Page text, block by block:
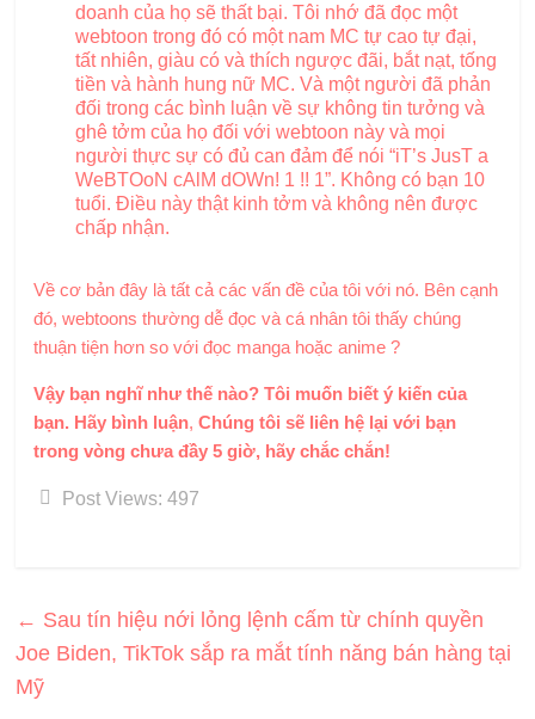
doanh của họ sẽ thất bại. Tôi nhớ đã đọc một
webtoon trong đó có một nam MC tự cao tự đại,
tất nhiên, giàu có và thích ngược đãi, bắt nạt, tống
tiền và hành hung nữ MC. Và một người đã phản
đối trong các bình luận về sự không tin tưởng và
ghê tởm của họ đối với webtoon này và mọi
người thực sự có đủ can đảm để nói “iT’s JusT a
WeBTOoN cAlM dOWn! 1 !! 1”. Không có bạn 10
tuổi. Điều này thật kinh tởm và không nên được
chấp nhận.
Về cơ bản đây là tất cả các vấn đề của tôi với nó. Bên cạnh
đó, webtoons thường dễ đọc và cá nhân tôi thấy chúng
thuận tiện hơn so với đọc manga hoặc anime ?
Vậy bạn nghĩ như thế nào? Tôi muốn biết ý kiến ​​của
bạn. Hãy bình luận, Chúng tôi sẽ liên hệ lại với bạn
trong vòng chưa đầy 5 giờ, hãy chắc chắn!
Post Views: 497
← Sau tín hiệu nới lỏng lệnh cấm từ chính quyền
Joe Biden, TikTok sắp ra mắt tính năng bán hàng tại
Mỹ